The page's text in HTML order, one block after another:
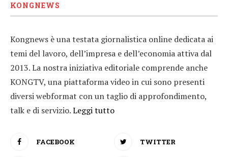
KONGNEWS
Kongnews è una testata giornalistica online dedicata ai
temi del lavoro, dell’impresa e dell’economia attiva dal
2013. La nostra iniziativa editoriale comprende anche
KONGTV, una piattaforma video in cui sono presenti
diversi webformat con un taglio di approfondimento,
talk e di servizio.Leggi tutto
FACEBOOK TWITTER